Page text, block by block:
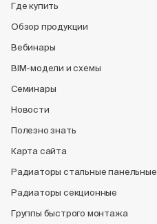
Где купить
Обзор продукции
Вебинары
BIM-модели и схемы
Семинары
Новости
Полезно знать
Карта сайта
Радиаторы стальные панельные
Радиаторы секционные
Группы быстрого монтажа